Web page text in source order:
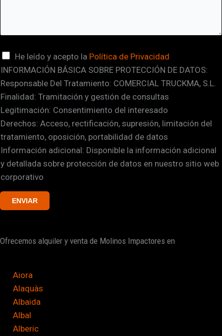
o
m
b
r
e
a
s
i
l
l
a
s
d
e
v
f
He leído y acepto la Política de Privacidad
INFORMACIÓN BÁSICA SOBRE PROTECCIÓN DE DATOS:
Responsable Del Tratamiento: COMERCIAL TRUCKMA, S.L.
Finalidad: Tramitación y gestión de consultas
Legitimación: Consentimiento del interesado
Derechos: Acceso, rectificación, supresión, limitación del
tratamiento, oposición, portabilidad de datos
Información adicional: Disponible la información adicional
y detallada sobre protección de datos en nuestro sitio web
corporativo
ENVIAR
Ofrecemos alquiler y venta de Molinos Impactores en
Aiora
Alaquàs
Albaida
Albal
Alberic